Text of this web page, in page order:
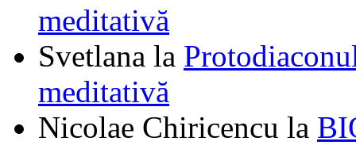
meditativă
Svetlana la
meditativă
Nicolae Chiricencu la